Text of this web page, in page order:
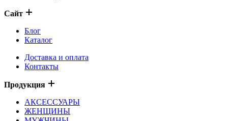
Сайт
Блог
Каталог
Доставка и оплата
Контакты
Продукция
АКСЕССУАРЫ
ЖЕНЩИНЫ